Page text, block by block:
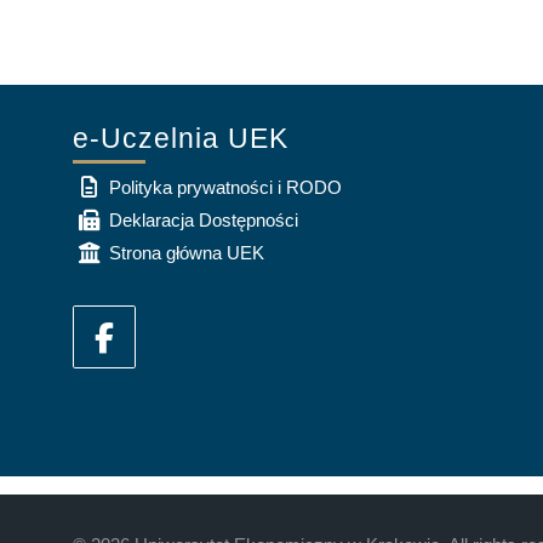
e-Uczelnia UEK
Polityka prywatności i RODO
Deklaracja Dostępności
Strona główna UEK